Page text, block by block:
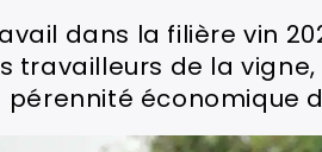
dans la filière vin
travailleurs de la
économique